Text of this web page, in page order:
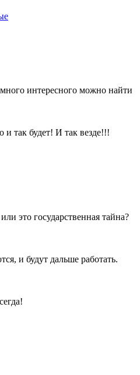
много интересного можно найти
и так будет! И так везде!!!
это государственная тайна?
и будут дальше работать.